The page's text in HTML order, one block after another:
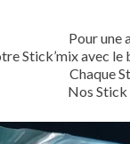
Pour une
Stick’mix avec
Chaque
Nos Stick